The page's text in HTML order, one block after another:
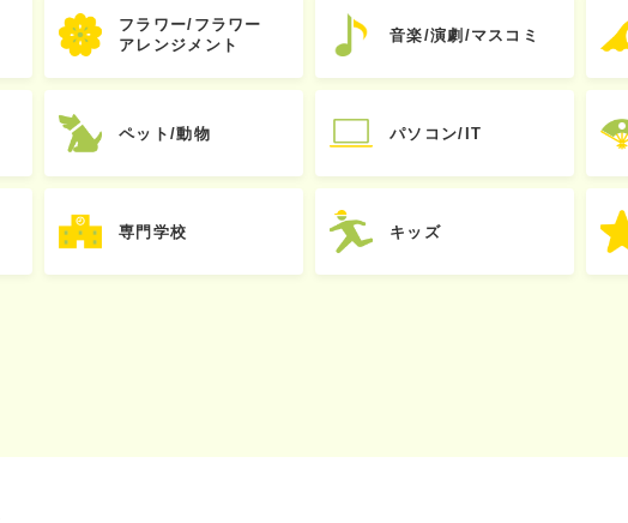
フラワー/フラワー
アレンジメント
音楽/演劇/マスコミ
ペット/動物 パソコン/IT
専門学校 キッズ